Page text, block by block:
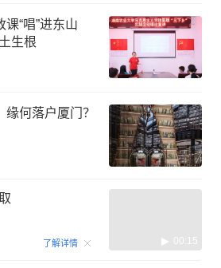
课“唱”进东山
生根
缘何落户厦门？
了解详情 00:15